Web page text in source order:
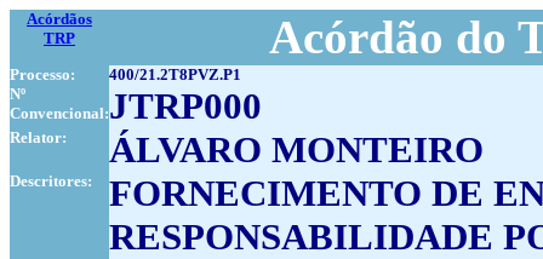
Acórdãos
TRP
Acórdão do
Processo:
400/21.2T8PVZ.P1
Nº
Convencional:JTRP000
Relator: ÁLVARO MONTEIRO
Descritores:
FORNECIMENTO DE
RESPONSABILIDADE